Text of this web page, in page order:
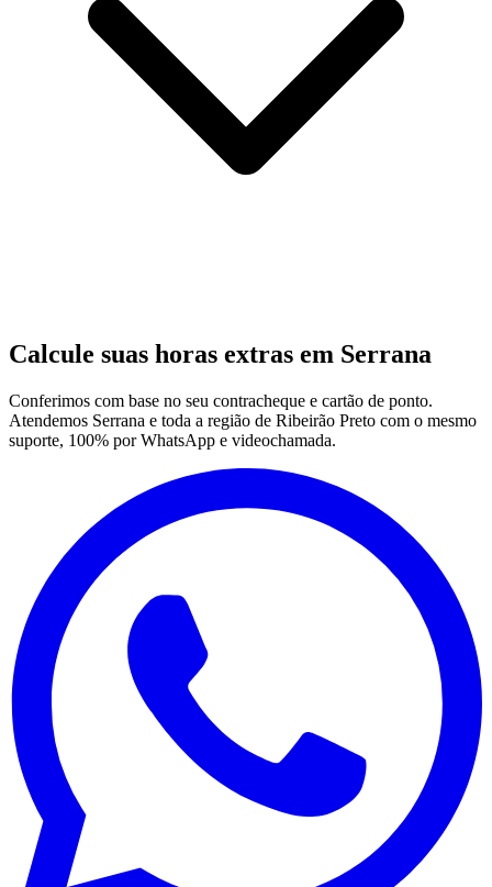
Calcule suas horas extras em Serrana
Conferimos com base no seu contracheque e cartão de ponto.
Atendemos Serrana e toda a região de Ribeirão Preto com o mesmo
suporte, 100% por WhatsApp e videochamada.